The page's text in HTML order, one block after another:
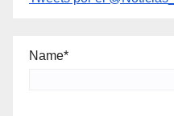
Name*